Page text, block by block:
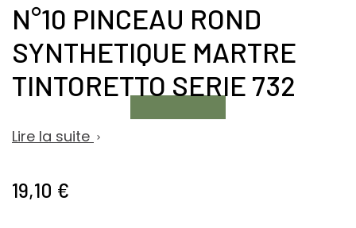
N°10 PINCEAU ROND
SYNTHETIQUE MARTRE
TINTORETTO SERIE 732
Lire la suite 
19,10 €